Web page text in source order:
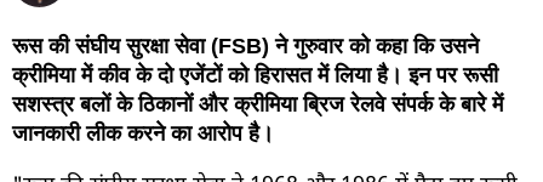
रूस की संघीय सुरक्षा सेवा (FSB) ने गुरुवार को कहा कि उसने
क्रीमिया में कीव के दो एजेंटों को हिरासत में लिया है। इन पर रूसी
सशस्त्र बलों के ठिकानों और क्रीमिया ब्रिज रेलवे संपर्क के बारे में
जानकारी लीक करने का आरोप है।